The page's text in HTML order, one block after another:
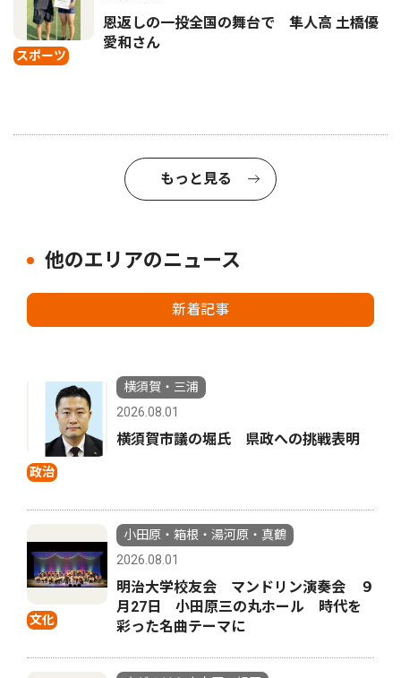
スポーツ
恩返しの一投全国の舞台で 隼人高 土橋優
愛和さん
もっと見る
他のエリアのニュース
新着記事
政治
横須賀・三浦
2026.08.01
横須賀市議の堀氏 県政への挑戦表明
文化
小田原・箱根・湯河原・真鶴
2026.08.01
明治大学校友会 マンドリン演奏会 ９
月27日 小田原三の丸ホール 時代を
彩った名曲テーマに